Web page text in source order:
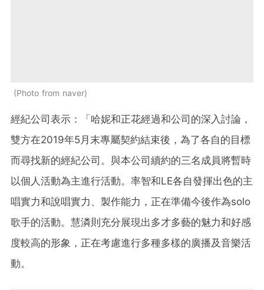
Photo from naver
經紀公司表示：「哈妮和正花經過和公司的深入討論，
雙方在2019年5月末專屬契約結束後，為了各自的目標
而尋找新的經紀公司。與本公司續約的三名成員將暫時
以個人活動為主進行活動。率智和LE各自發揮出色的主
唱實力和說唱實力、製作能力，正在準備今後作為solo
歌手的活動。慧潾則充分展現出多才多藝的魅力和好感
度較高的形象，正在考慮進行多種多樣的廣播及音樂活
動。